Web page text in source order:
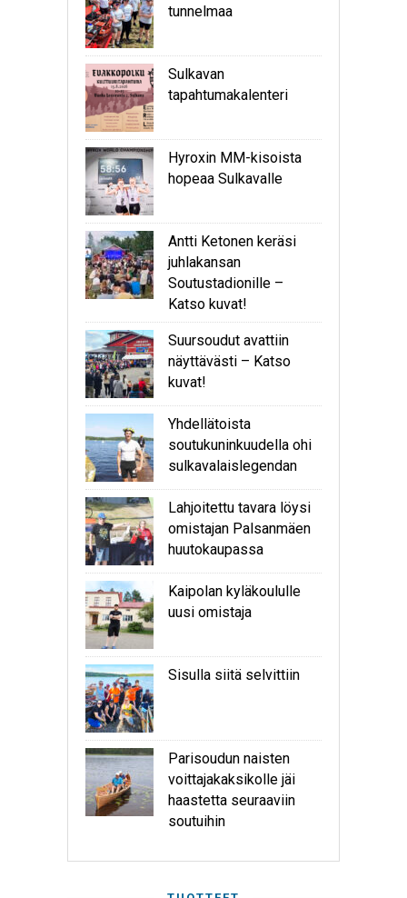
tunnelmaa
Sulkavan
tapahtumakalenteri
Hyroxin MM-kisoista
hopeaa Sulkavalle
Antti Ketonen keräsi
juhlakansan
Soutustadionille –
Katso kuvat!
Suursoudut avattiin
näyttävästi – Katso
kuvat!
Yhdellätoista
soutukuninkuudella ohi
sulkavalaislegendan
Lahjoitettu tavara löysi
omistajan Palsanmäen
huutokaupassa
Kaipolan kyläkoululle
uusi omistaja
Sisulla siitä selvittiin
Parisoudun naisten
voittajakaksikolle jäi
haastetta seuraaviin
soutuihin